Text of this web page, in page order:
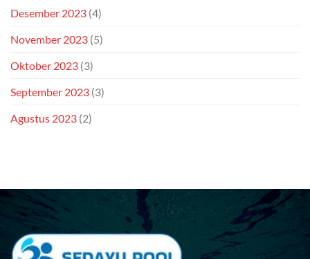
Desember 2023 (4)
November 2023 (5)
Oktober 2023 (3)
September 2023 (3)
Agustus 2023 (2)